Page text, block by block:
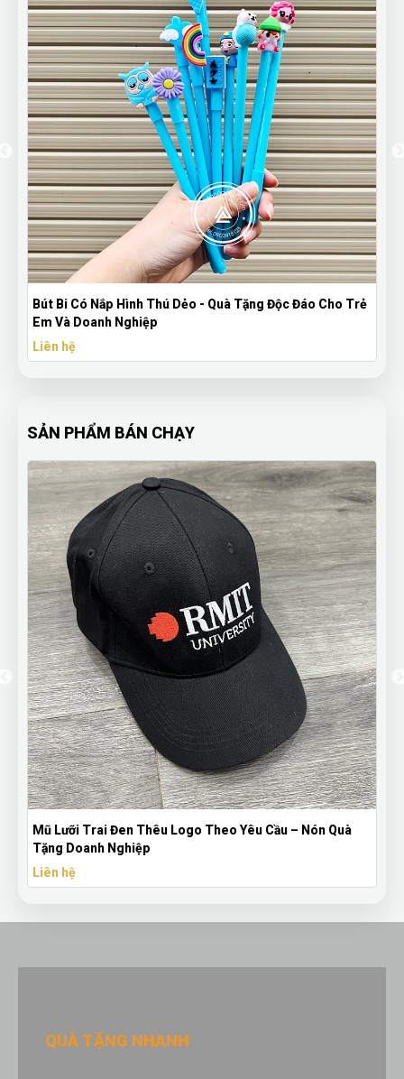
Bút Bi Có Nắp Hình Thú Dẻo - Quà Tặng Độc Đáo Cho Trẻ
Em Và Doanh Nghiệp
Liên hệ
SẢN PHẨM BÁN CHẠY
Mũ Lưỡi Trai Đen Thêu Logo Theo Yêu Cầu – Nón Quà
Tặng Doanh Nghiệp
Liên hệ
QUÀ TẶNG NHANH